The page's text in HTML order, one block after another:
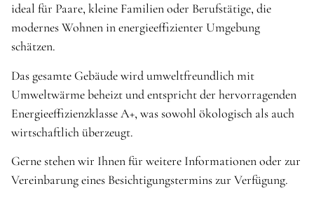
ideal für Paare, kleine Familien oder Berufstätige, die
modernes Wohnen in energieeffizienter Umgebung
schätzen.
Das gesamte Gebäude wird umweltfreundlich mit
Umweltwärme beheizt und entspricht der hervorragenden
Energieeffizienzklasse A+, was sowohl ökologisch als auch
wirtschaftlich überzeugt.
Gerne stehen wir Ihnen für weitere Informationen oder zur
Vereinbarung eines Besichtigungstermins zur Verfügung.